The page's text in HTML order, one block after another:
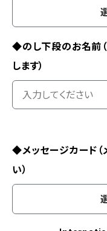
◆のし下段のお名前
します）
◆メッセージカード
い）